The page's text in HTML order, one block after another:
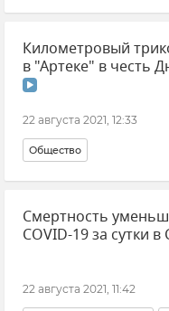
Километровый
в "Артеке" в честь
22 августа 2021, 12:33
Общество
Смертность
COVID-19 за сутки
22 августа 2021, 11:42